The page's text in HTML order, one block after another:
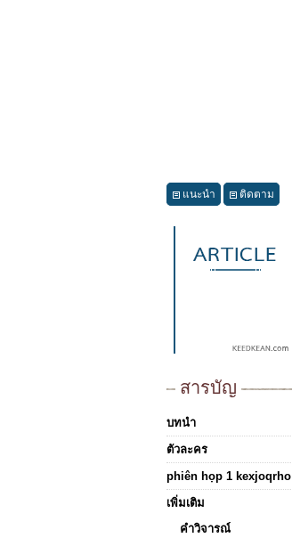
แนะนำ ติดตาม
สารบัญ
บทนำ
ตัวละคร
phiên họp 1 kexjoqrho
เพิ่มเติม
คำวิจารณ์